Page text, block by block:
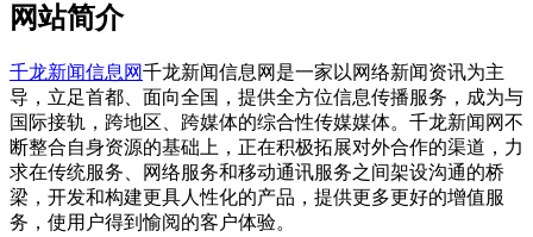
网站简介
千龙新闻信息网千龙新闻信息网是一家以网络新闻资讯为主
导，立足首都、面向全国，提供全方位信息传播服务，成为与
国际接轨，跨地区、跨媒体的综合性传媒媒体。千龙新闻网不
断整合自身资源的基础上，正在积极拓展对外合作的渠道，力
求在传统服务、网络服务和移动通讯服务之间架设沟通的桥
梁，开发和构建更具人性化的产品，提供更多更好的增值服
务，使用户得到愉阅的客户体验。